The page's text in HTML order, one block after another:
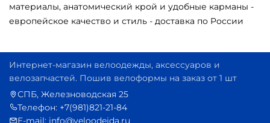
материалы, анатомический крой и удобные карманы -
европейское качество и стиль - доставка по России
Интернет-магазин велоодежды, аксессуаров и
велозапчастей. Пошив велоформы на заказ от 1 шт
СПБ, Железноводская 25
Телефон: +7(981)821-21-84
E-mail: info@veloodejda.ru